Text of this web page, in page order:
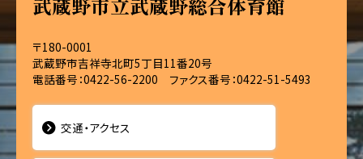
〒180-0001
武蔵野市吉祥寺北町5丁目11番20号
電話番号：0422-56-2200 ファクス番号：0422-51-5493
交通・アクセス